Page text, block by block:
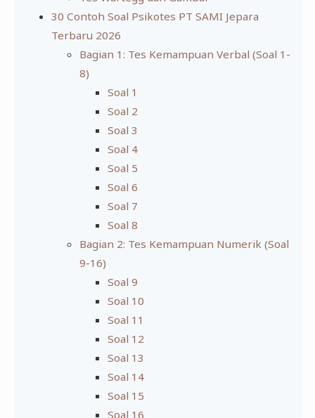
30 Contoh Soal Psikotes PT SAMI Jepara
Terbaru 2026
Bagian 1: Tes Kemampuan Verbal (Soal 1-
8)
Soal 1
Soal 2
Soal 3
Soal 4
Soal 5
Soal 6
Soal 7
Soal 8
Bagian 2: Tes Kemampuan Numerik (Soal
9-16)
Soal 9
Soal 10
Soal 11
Soal 12
Soal 13
Soal 14
Soal 15
Soal 16